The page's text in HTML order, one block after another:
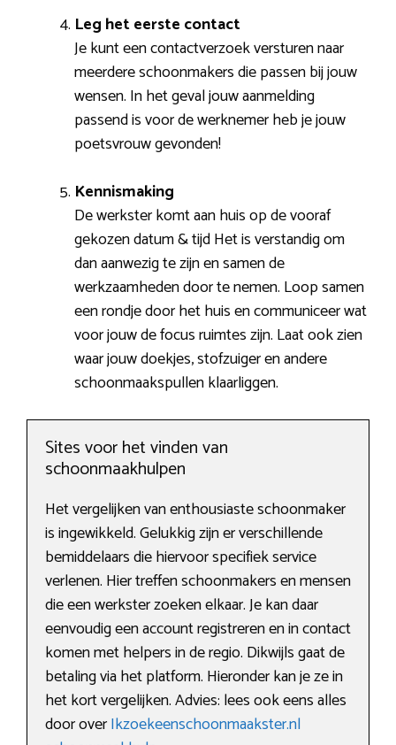
Leg het eerste contact
Je kunt een contactverzoek versturen naar
meerdere schoonmakers die passen bij jouw
wensen. In het geval jouw aanmelding
passend is voor de werknemer heb je jouw
poetsvrouw gevonden!
Kennismaking
De werkster komt aan huis op de vooraf
gekozen datum & tijd Het is verstandig om
dan aanwezig te zijn en samen de
werkzaamheden door te nemen. Loop samen
een rondje door het huis en communiceer wat
voor jouw de focus ruimtes zijn. Laat ook zien
waar jouw doekjes, stofzuiger en andere
schoonmaakspullen klaarliggen.
Sites voor het vinden van
schoonmaakhulpen
Het vergelijken van enthousiaste schoonmaker
is ingewikkeld. Gelukkig zijn er verschillende
bemiddelaars die hiervoor specifiek service
verlenen. Hier treffen schoonmakers en mensen
die een werkster zoeken elkaar. Je kan daar
eenvoudig een account registreren en in contact
komen met helpers in de regio. Dikwijls gaat de
betaling via het platform. Hieronder kan je ze in
het kort vergelijken. Advies: lees ook eens alles
door overIkzoekeenschoonmaakster.nl